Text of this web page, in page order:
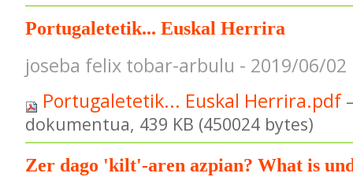
Portugaletetik... Euskal Herrira
joseba felix tobar-arbulu - 2019/06/02
Portugaletetik... Euskal Herrira.pdf
dokumentua, 439 KB (450024 bytes)
Zer dago 'kilt'-aren azpian? What is